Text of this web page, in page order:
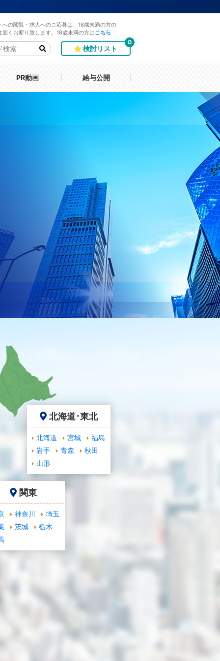
への閲覧・求人へのご応募は、18歳未満の方の
固くお断り致します。18歳未満の方は こちら
検討リスト
0
PR動画 給与公開
関東
神奈川
埼玉
茨城
栃木
北海道･東北
北海道 宮城
福島
岩手
青森
秋田
山形